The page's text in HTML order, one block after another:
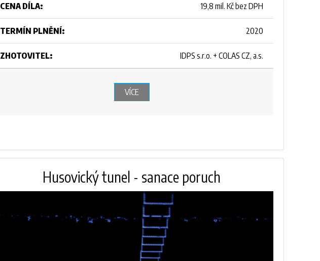
CENA DÍLA: 19,8 mil. Kč bez DPH
TERMÍN PLNĚNÍ: 2020
ZHOTOVITEL: IDPS s.r.o. + COLAS CZ, a.s.
VÍCE
Husovický tunel - sanace poruch